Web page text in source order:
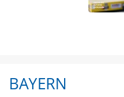
BAYERN